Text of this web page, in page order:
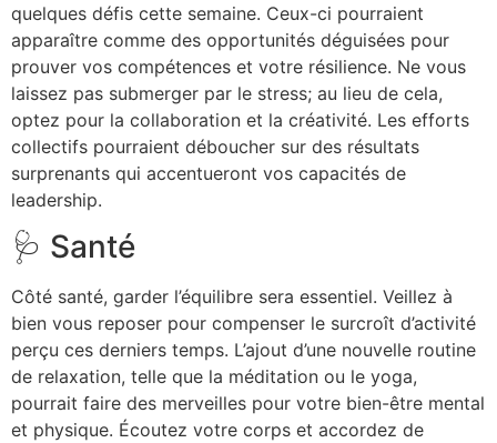
quelques défis cette semaine. Ceux-ci pourraient
apparaître comme des opportunités déguisées pour
prouver vos compétences et votre résilience. Ne vous
laissez pas submerger par le stress; au lieu de cela,
optez pour la collaboration et la créativité. Les efforts
collectifs pourraient déboucher sur des résultats
surprenants qui accentueront vos capacités de
leadership.
🩺 Santé
Côté santé, garder l’équilibre sera essentiel. Veillez à
bien vous reposer pour compenser le surcroît d’activité
perçu ces derniers temps. L’ajout d’une nouvelle routine
de relaxation, telle que la méditation ou le yoga,
pourrait faire des merveilles pour votre bien-être mental
et physique. Écoutez votre corps et accordez de